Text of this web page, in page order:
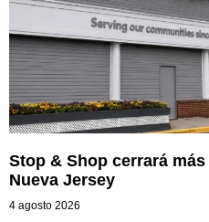
Stop & Shop cerrará
Nueva Jersey
4 agosto 2026